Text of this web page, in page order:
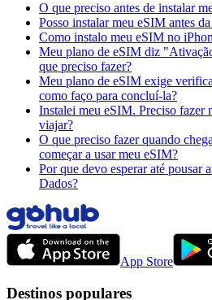
O que preciso antes de instalar
Posso instalar meu eSIM antes
Como instalo meu eSIM no
Meu plano de eSIM diz
que preciso fazer?
Meu plano de eSIM exige
como faço para concluí-la?
Instalei meu eSIM. Preciso fazer
viajar?
O que preciso fazer quando
começar a usar meu eSIM?
Por que devo esperar até pousar
Dados?
App Store
Destinos populares